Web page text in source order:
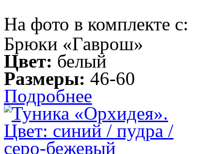
На фото в комплекте с:
Брюки «Гаврош»
Цвет: белый
Размеры: 46-60
Подробнее